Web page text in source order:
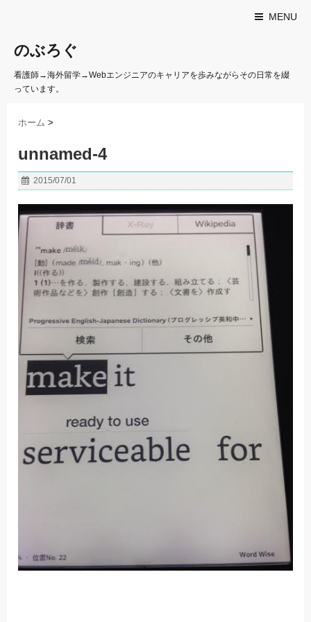
MENU
のぶろぐ
看護師→海外留学→Webエンジニアのキャリアを歩みながらその日常を綴
っています。
ホーム >
unnamed-4
2015/07/01